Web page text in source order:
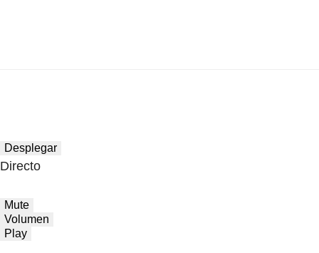
Desplegar
Directo
Mute
Volumen
Play